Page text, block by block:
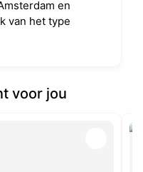
en
van het type
voor jou